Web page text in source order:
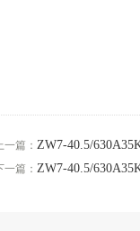
一篇： ZW7-40.5/
一篇： ZW7-40.5/